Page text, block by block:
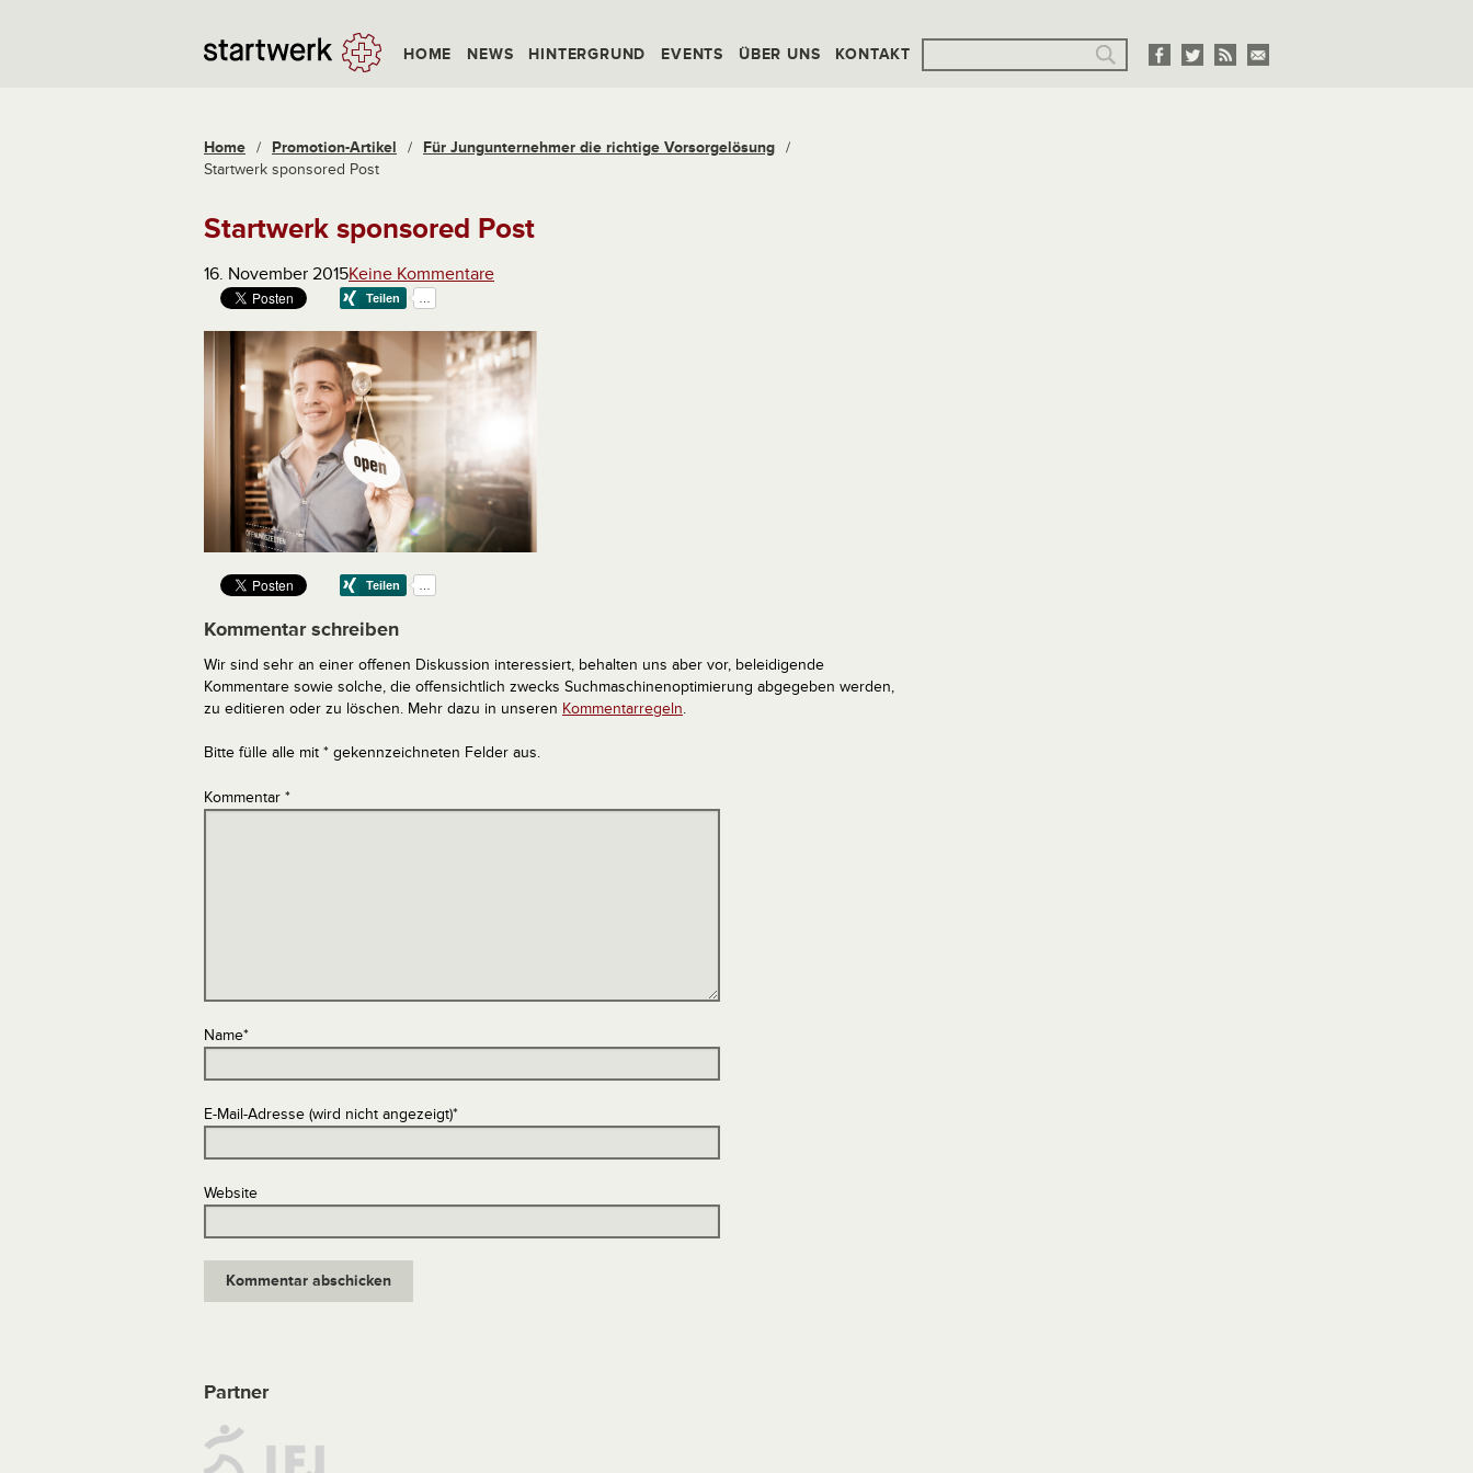
HOME NEWS HINTERGRUND EVENTS ÜBER UNS KONTAKT
Home / Promotion-Artikel / Für Jungunternehmer die richtige Vorsorgelösung /
Startwerk sponsored Post
Startwerk sponsored Post
16. November 2015Keine Kommentare
Kommentar schreiben
Wir sind sehr an einer offenen Diskussion interessiert, behalten uns aber vor, beleidigende
Kommentare sowie solche, die offensichtlich zwecks Suchmaschinenoptimierung abgegeben werden,
zu editieren oder zu löschen. Mehr dazu in unseren Kommentarregeln.
Bitte fülle alle mit * gekennzeichneten Felder aus.
Kommentar *
Name*
E-Mail-Adresse (wird nicht angezeigt)*
Website
Partner